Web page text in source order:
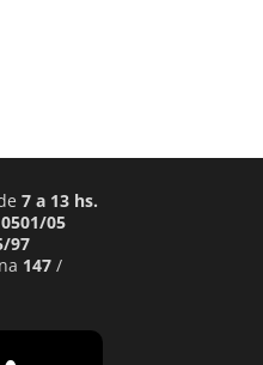
7 a 13 hs.
05
97
147/